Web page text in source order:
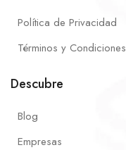
Política de Privacidad
Términos y Condiciones
Descubre
Blog
Empresas